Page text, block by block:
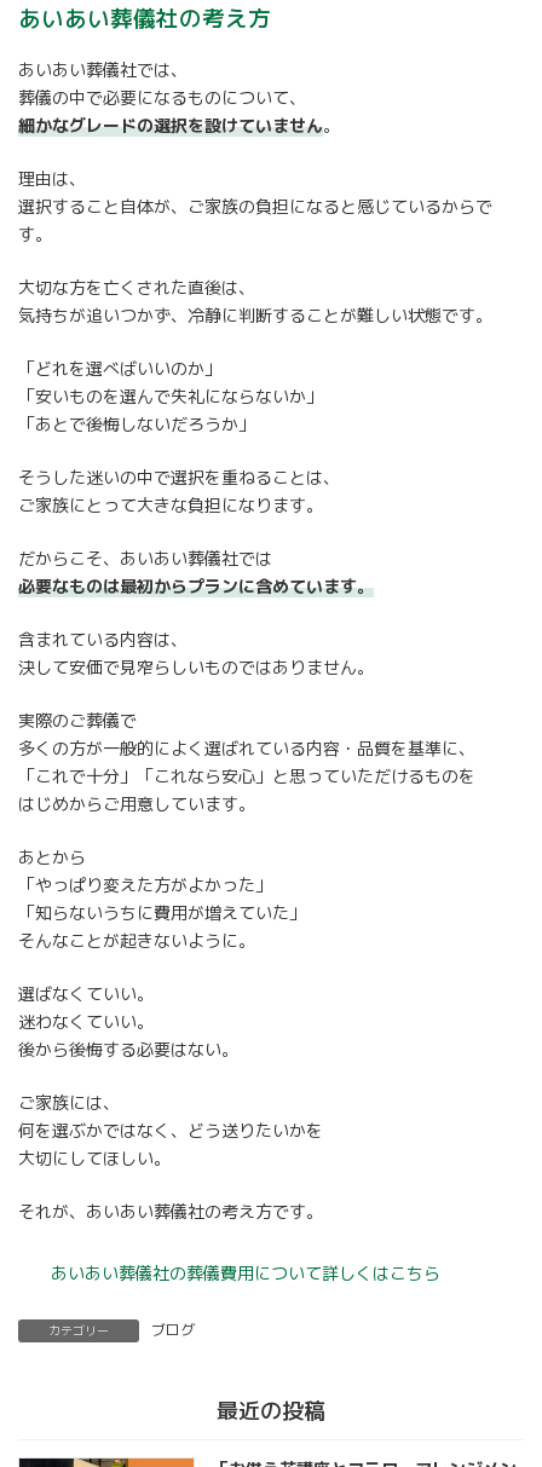
あいあい葬儀社の考え方
あいあい葬儀社では、
葬儀の中で必要になるものについて、
細かなグレードの選択を設けていません。
理由は、
選択すること自体が、ご家族の負担になると感じているからで
す。
大切な方を亡くされた直後は、
気持ちが追いつかず、冷静に判断することが難しい状態です。
「どれを選べばいいのか」
「安いものを選んで失礼にならないか」
「あとで後悔しないだろうか」
そうした迷いの中で選択を重ねることは、
ご家族にとって大きな負担になります。
だからこそ、あいあい葬儀社では
必要なものは最初からプランに含めています。
含まれている内容は、
決して安価で見窄らしいものではありません。
実際のご葬儀で
多くの方が一般的によく選ばれている内容・品質を基準に、
「これで十分」「これなら安心」と思っていただけるものを
はじめからご用意しています。
あとから
「やっぱり変えた方がよかった」
「知らないうちに費用が増えていた」
そんなことが起きないように。
選ばなくていい。
迷わなくていい。
後から後悔する必要はない。
ご家族には、
何を選ぶかではなく、どう送りたいかを
大切にしてほしい。
それが、あいあい葬儀社の考え方です。
あいあい葬儀社の葬儀費用について詳しくはこちら
カテゴリー ブログ
最近の投稿